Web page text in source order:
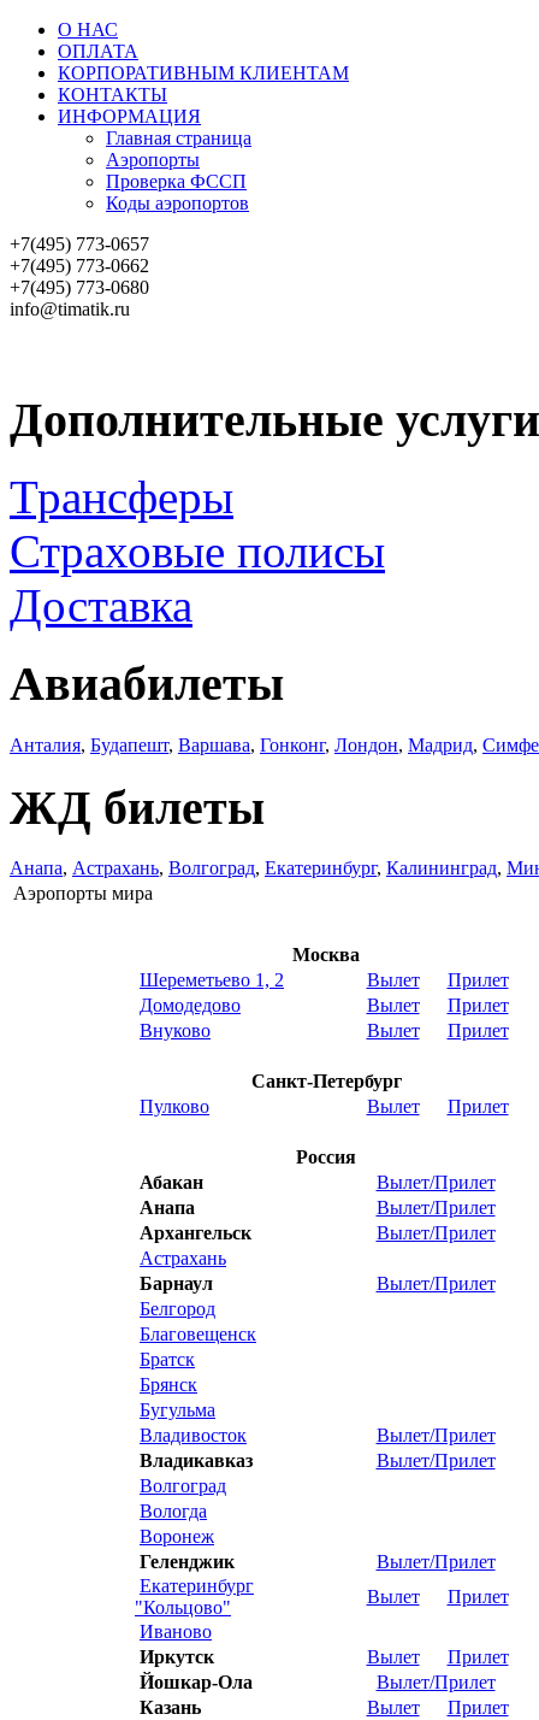
О НАС
ОПЛАТА
КОРПОРАТИВНЫМ КЛИЕНТАМ
КОНТАКТЫ
ИНФОРМАЦИЯ
Главная страница
Аэропорты
Проверка ФССП
Коды аэропортов
+7(495) 773-0657
+7(495) 773-0662
+7(495) 773-0680
info@timatik.ru
Дополнительные услуги
Трансферы
Страховые полисы
Доставка
Авиабилеты
Анталия, Будапешт, Варшава, Гонконг, Лондон, Мадрид,
ЖД билеты
Анапа, Астрахань, Волгоград, Екатеринбург, Калининград,
Аэропорты мира
Москва
Шереметьево 1, 2
Вылет
Прилет
Домодедово
Вылет
Прилет
Внуково
Вылет Прилет
Санкт-Петербург
Пулково
Вылет Прилет
Россия
Абакан
Вылет/Прилет
Анапа
Вылет/Прилет
Архангельск
Вылет/Прилет
Астрахань
Барнаул
Вылет/Прилет
Белгород
Благовещенск
Братск
Брянск
Бугульма
Владивосток
Вылет/Прилет
Владикавказ
Вылет/Прилет
Волгоград
Вологда
Воронеж
Геленджик
Вылет/Прилет
Екатеринбург
"Кольцово"
Вылет
Прилет
Иваново
Иркутск
Вылет
Прилет
Йошкар-Ола
Вылет/Прилет
Казань
Вылет
Прилет